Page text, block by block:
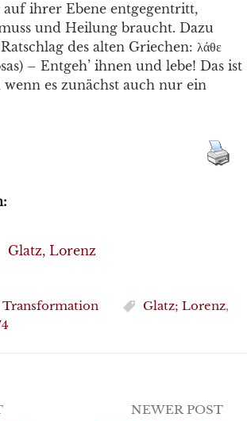
ihrer Ebene entgegentritt,
und Heilung braucht. Dazu
des alten Griechen: λάθε
– Entgeh’ ihnen und lebe! Das ist
wenn es zunächst auch nur ein
Glatz, Lorenz
Transformation Glatz; Lorenz,
NEWER POST